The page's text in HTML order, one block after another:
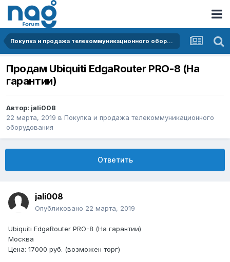
Покупка и продажа телекоммуникационного оборудования
Продам Ubiquiti EdgaRouter PRO-8 (На
гарантии)
Автор: jali008
22 марта, 2019 в Покупка и продажа телекоммуникационного
оборудования
Ответить
jali008
Опубликовано 22 марта, 2019
Ubiquiti EdgaRouter PRO-8 (На гарантии)
Москва
Цена: 17000 руб. (возможен торг)